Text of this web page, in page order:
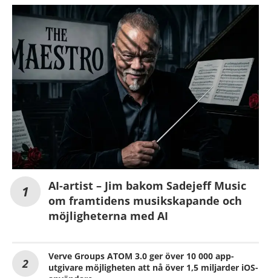
AI-artist – Jim bakom Sadejeff Music
om framtidens musikskapande och
möjligheterna med AI
Verve Groups ATOM 3.0 ger över 10 000 app-
utgivare möjligheten att nå över 1,5 miljarder iOS-